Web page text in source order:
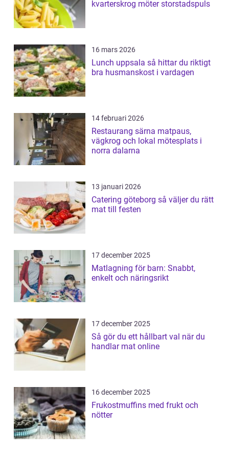
kvarterskrog möter storstadspuls
16 mars 2026
Lunch uppsala så hittar du riktigt
bra husmanskost i vardagen
14 februari 2026
Restaurang särna matpaus,
vägkrog och lokal mötesplats i
norra dalarna
13 januari 2026
Catering göteborg så väljer du rätt
mat till festen
17 december 2025
Matlagning för barn: Snabbt,
enkelt och näringsrikt
17 december 2025
Så gör du ett hållbart val när du
handlar mat online
16 december 2025
Frukostmuffins med frukt och
nötter